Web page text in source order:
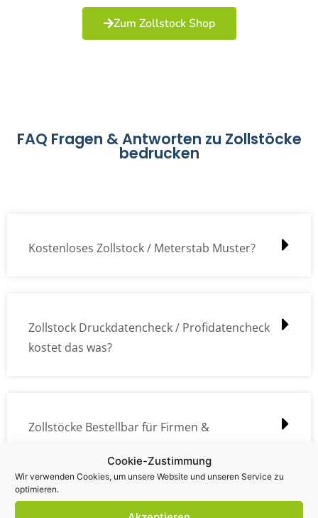
Cookie-Zustimmung
Wir verwenden Cookies, um unsere Website und unseren Service zu
optimieren.
Zum Zollstock Shop
FAQ Fragen & Antworten zu Zollstöcke
bedrucken
Kostenloses Zollstock / Meterstab Muster?
Zollstock Druckdatencheck / Profidatencheck
kostet das was?
Zollstöcke Bestellbar für Firmen &